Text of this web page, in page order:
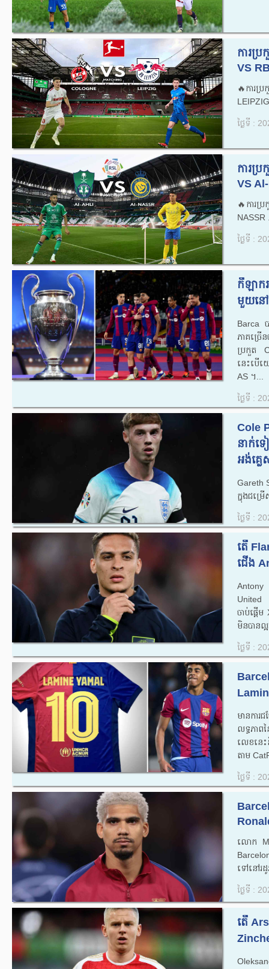
ការប្
VS
🔥ការប្
ថ្ងៃទី :
ការប្
VS
🔥ការប្
NASSR
ថ្ងៃទី :
កីឡាក
មួយនៅ
Barca ប
ភាគច្រើ
ប្រកួត
នេះបើ
AS ។...
ថ្ងៃទី :
Cole
នាក់ទ
អង់គ្ល
Gareth
ក្នុងជម្រ
ថ្ងៃទី :
តើ
ជើង
Antony
United
ចាប់ផ្តើ
មិនបានល្
ថ្ងៃទី :
មានការ
លទ្ធភាព
លេខនេ
តាម
ថ្ងៃទី :
លោក
ទៅនៅរដូ
ថ្ងៃទី :
តើ